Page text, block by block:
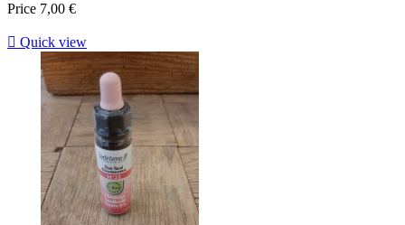
Price 7,00 €
 Quick view